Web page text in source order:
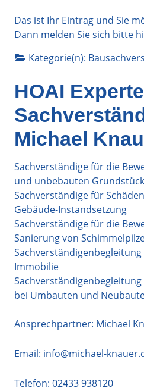
Das ist Ihr Eintrag und Sie
Dann melden Sie sich bitte
Kategorie(n):
HOAI
Michael
Sachverständige für die
und unbebauten
Sachverständige für
Gebäude-Instandsetzung
Sachverständige für die
Sanierung von
Immobilie
bei Umbauten und
Ansprechpartner: Michael
Email: info@michael-
Telefon: 02433 938120